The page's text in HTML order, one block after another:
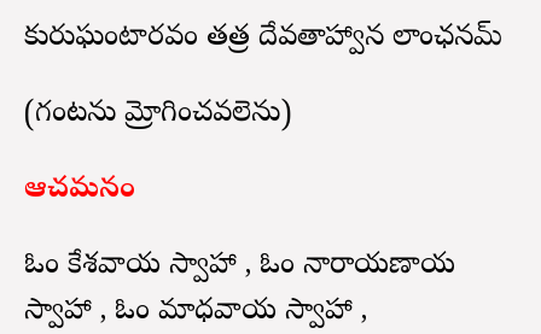
కురుఘంటారవం తత్ర దేవతాహ్వాన లాంఛనమ్
(గంటను మ్రోగించవలెను)
ఆచమనం
ఓం కేశవాయ స్వాహా , ఓం నారాయణాయ
స్వాహా , ఓం మాధవాయ స్వాహా ,